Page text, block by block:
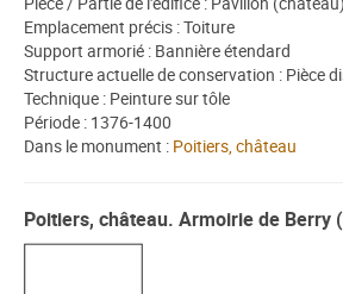
Emplacement précis : Toiture
Support armorié : Bannière étendard
Structure actuelle de conservation : Pièce
Technique : Peinture sur tôle
Période : 1376-1400
Dans le monument : Poitiers, château
Poitiers, château. Armoirie de Berry